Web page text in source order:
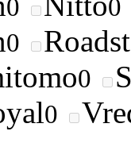
0 0
0
0
0